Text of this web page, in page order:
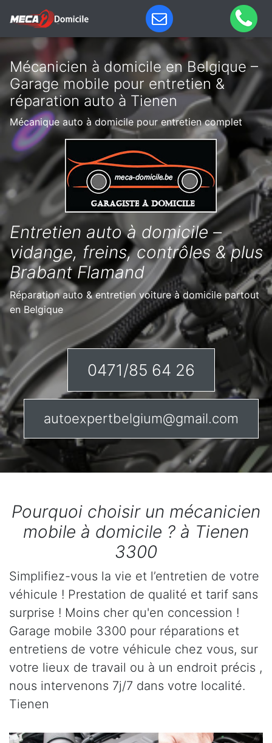
Mécanicien à domicile en Belgique –
Garage mobile pour entretien &
réparation auto à Tienen
Mécanique auto à domicile pour entretien complet
Entretien auto à domicile –
vidange, freins, contrôles & plus
Brabant Flamand
Réparation auto & entretien voiture à domicile partout
en Belgique
0471/85 64 26
autoexpertbelgium@gmail.com
Pourquoi choisir un mécanicien
mobile à domicile ? à Tienen
3300
Simplifiez-vous la vie et l’entretien de votre
véhicule ! Prestation de qualité et tarif sans
surprise ! Moins cher qu'en concession !
Garage mobile 3300 pour réparations et
entretiens de votre véhicule chez vous, sur
votre lieux de travail ou à un endroit précis ,
nous intervenons 7j/7 dans votre localité.
Tienen